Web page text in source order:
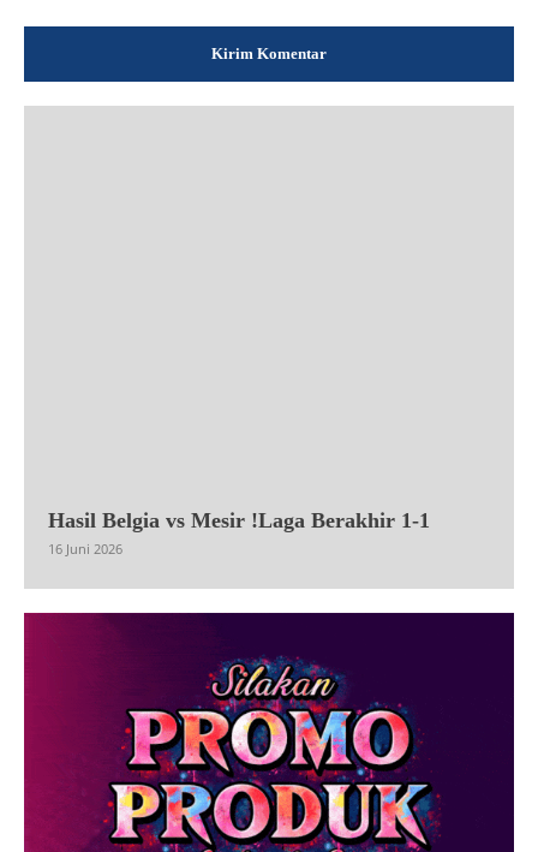
Hasil Belgia vs Mesir !Laga Berakhir 1-1
16 Juni 2026